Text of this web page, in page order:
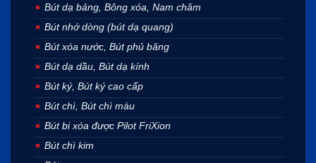
Bút dạ bảng, Bông xóa, Nam châm
Bút nhớ dòng (bút dạ quang)
Bút xóa nước, Bút phủ băng
Bút dạ dầu, Bút dạ kính
Bút ký, Bút ký cao cấp
Bút chì, Bút chì màu
Bút bi xóa được Pilot FriXion
Bút chì kim